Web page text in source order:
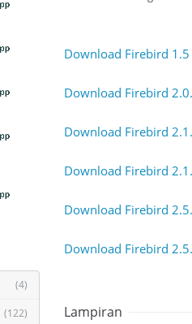
(4)
(122)
Download Firebird 1.5
Download Firebird
Download Firebird
Download Firebird
Download Firebird
Download Firebird
Lampiran